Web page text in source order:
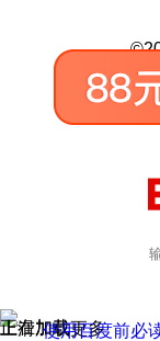
正在加载
上滑加载更多
使用百度前必